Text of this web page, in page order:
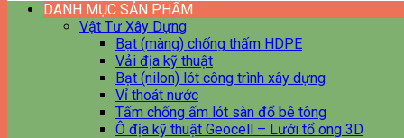
DANH MỤC SẢN PHẨM
Vật Tư Xây Dựng
Bạt (màng) chống thấm HDPE
Vải địa kỹ thuật
Bạt (nilon) lót công trình xây dựng
Vỉ thoát nước
Tấm chống ấm lót sàn đổ bê tông
Ô địa kỹ thuật Geocell – Lưới tổ ong 3D